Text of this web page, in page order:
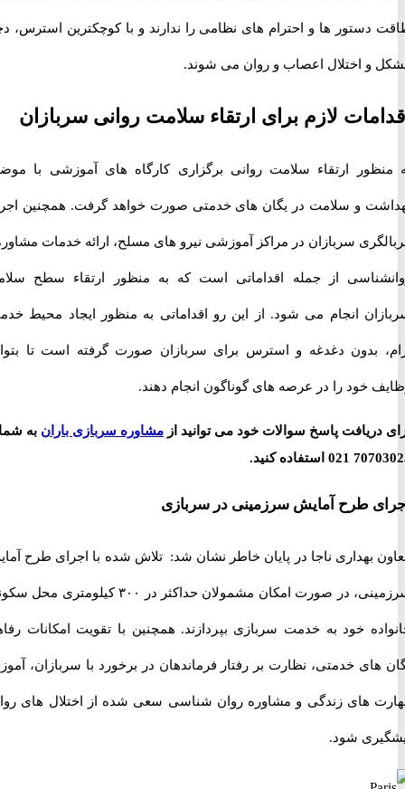
ها و احترام های نظامی را ندارند و با کوچکترین استرس، دچار
اختلال اعصاب و روان می شوند.
لازم برای ارتقاء سلامت روانی سربازان
ارتقاء سلامت روانی برگزاری کارگاه های آموزشی با موضوع
و سلامت در یگان های خدمتی صورت خواهد گرفت. همچنین اجرای
سربازان در مراکز آموزشی نیرو های مسلح، ارائه خدمات مشاوره و
از جمله اقداماتی است که به منظور ارتقاء سطح سلامت
انجام می شود. از این رو اقداماتی به منظور ایجاد محیط خدمتی
بدون دغدغه و استرس برای سربازان صورت گرفته است تا بتوانند
خود را در عرصه های گوناگون انجام دهند.
پاسخ سوالات خود می توانید ازمشاوره سربازی بارانبه شماره
کنید.
طرح آمایش سرزمینی در سربازی
بهداری ناجا در پایان خاطر نشان شد: تلاش شده با اجرای طرح آمایش
سرزمینی، در صورت امکان مشمولان حداکثر در ۳۰۰ کیلومتری محل سکونت
خود به خدمت سربازی بپردازند. همچنین با تقویت امکانات رفاهی
خدمتی، نظارت بر رفتار فرماندهان در برخورد با سربازان، آموزش
های زندگی و مشاوره روان شناسی سعی شده از اختلال های روانی
شود.